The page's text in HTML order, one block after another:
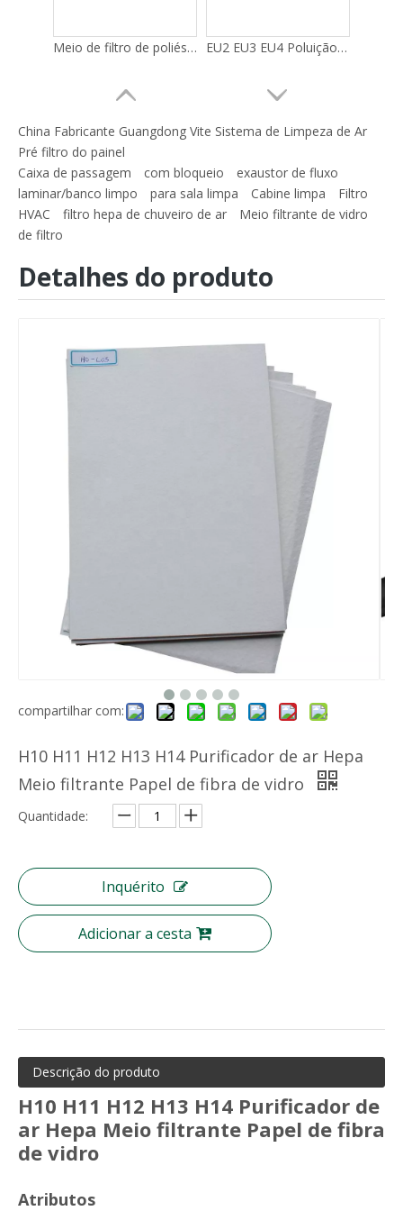
Meio de filtro de poliéster azul e branco/meio de filtro de pré-eficiência EU2 EU3 EU4 Poluição do Ar Industrial Algodão Cru Rolo Filtro Pré-Ar Filtro
Pode ser lavável Gn Nylon Malha Pré Filtro de Ar Filtro BFE99 de boa qualidade tecido não tecido fundido/fundido
China Fabricante Guangdong Vite Sistema de Limpeza de Ar
Pré filtro do painel
Caixa de passagem
com bloqueio
exaustor de fluxo
laminar/banco limpo
para sala limpa Cabine limpa
Filtro
HVAC
filtro hepa de chuveiro de ar
Meio filtrante de vidro
de filtro
Detalhes do produto
compartilhar com:
H10 H11 H12 H13 H14 Purificador de ar Hepa
Meio filtrante Papel de fibra de vidro
Quantidade:
Inquérito
Adicionar a cesta
Descrição do produto
H10 H11 H12 H13 H14 Purificador de
ar Hepa Meio filtrante Papel de fibra
de vidro
Atributos